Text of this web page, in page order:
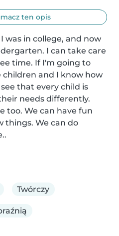
ten opis
was in college, and now
I can take care
time. If I'm going to
and I know how
that every child is
needs differently.
too. We can have fun
things. We can do
Twórczy